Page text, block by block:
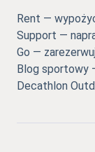
Rent —
Support —
Go —
Blog sportowy
Decathlon